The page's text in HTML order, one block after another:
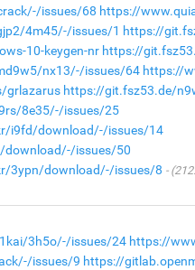
issues/68 https://
4m45/-/issues/1 https://
10-keygen-nr https://
nx13/-/issues/64 https://
grlazarus https://git.fsz53.de/
8e35/-/issues/25
i9fd/download/-/issues/14
issues/50
3ypn/download/-/issues/8
3h5o/-/issues/24 https://
issues/9 https://